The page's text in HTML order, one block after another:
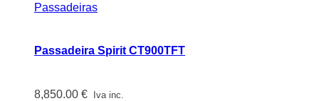
Passadeiras
Passadeira Spirit CT900TFT
8,850.00 € Iva inc.